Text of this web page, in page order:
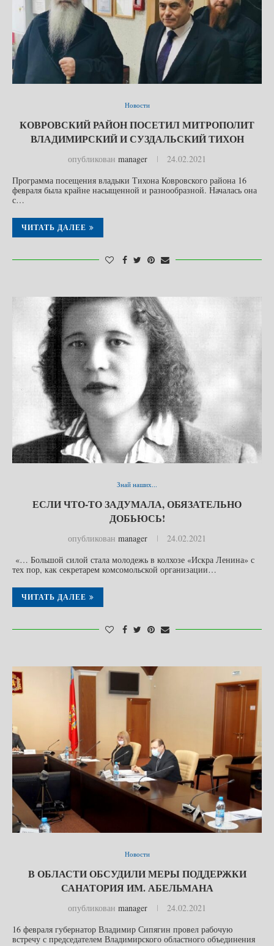
Новости
КОВРОВСКИЙ РАЙОН ПОСЕТИЛ МИТРОПОЛИТ
ВЛАДИМИРСКИЙ И СУЗДАЛЬСКИЙ ТИХОН
опубликован manager
24.02.2021
Программа посещения владыки Тихона Ковровского района 16
февраля была крайне насыщенной и разнообразной. Началась она
с…
ЧИТАТЬ ДАЛЕЕ
Знай наших...
ЕСЛИ ЧТО-ТО ЗАДУМАЛА, ОБЯЗАТЕЛЬНО
ДОБЬЮСЬ!
опубликован manager
24.02.2021
«… Большой силой стала молодежь в колхозе «Искра Ленина» с
тех пор, как секретарем комсомольской организации…
ЧИТАТЬ ДАЛЕЕ
Новости
В ОБЛАСТИ ОБСУДИЛИ МЕРЫ ПОДДЕРЖКИ
САНАТОРИЯ ИМ. АБЕЛЬМАНА
опубликован manager
24.02.2021
16 февраля губернатор Владимир Сипягин провел рабочую
встречу с председателем Владимирского областного объединения